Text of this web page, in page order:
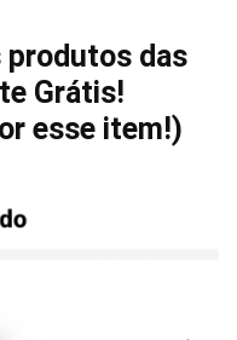
produtos das
Grátis!
esse item!)